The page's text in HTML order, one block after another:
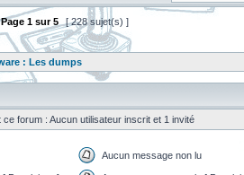
1 sur5 [ 228 sujet(s) ]
: Les dumps
forum : Aucun utilisateur inscrit et 1 invité
Aucun message non lu